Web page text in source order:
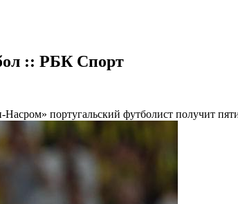
:: РБК Спорт
португальский футболист получит